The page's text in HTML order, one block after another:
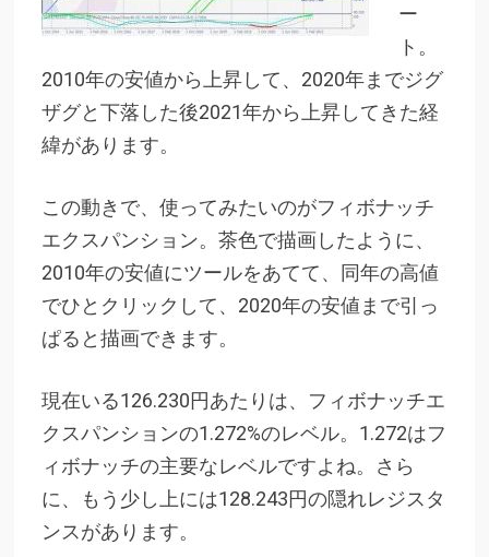
ー
ト。
2010年の安値から上昇して、2020年までジグ
ザグと下落した後2021年から上昇してきた経
緯があります。
この動きで、使ってみたいのがフィボナッチ
エクスパンション。茶色で描画したように、
2010年の安値にツールをあてて、同年の高値
でひとクリックして、2020年の安値まで引っ
ぱると描画できます。
現在いる126.230円あたりは、フィボナッチエ
クスパンションの1.272%のレベル。1.272はフ
ィボナッチの主要なレベルですよね。さら
に、もう少し上には128.243円の隠れレジスタ
ンスがあります。